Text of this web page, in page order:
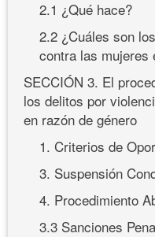
2.1 ¿Qué hace?
2.2 ¿Cuáles son
contra las mujeres
SECCIÓN 3. El
los delitos por
en razón de género
1. Criterios de
3. Suspensión
4. Procedimiento
3.3 Sanciones